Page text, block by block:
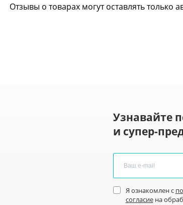
Отзывы о товарах могут оставлять только
Узнавайте
и супер-
Я ознакомлен с
согласиена